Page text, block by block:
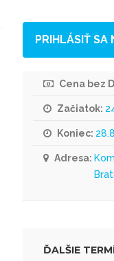
PRIHLÁSIŤ SA
Cena bez
Začiatok:
Koniec:
Adresa:
ĎALŠIE